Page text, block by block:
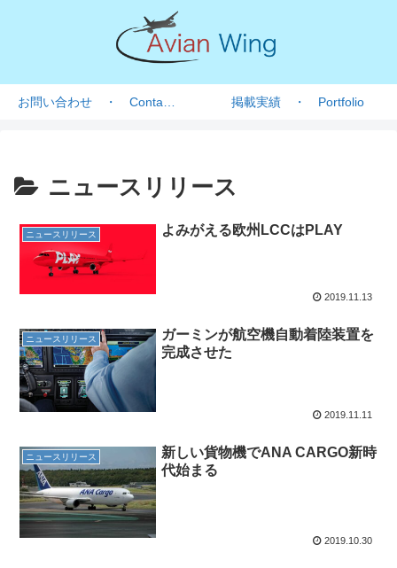
掲載実績 ・ Portfolio
ニュースリリース
ニュースリリース よみがえる欧州LCCはPLAY
2019.11.13
ニュースリリース
ガーミンが航空機自動着陸装置を
完成させた
2019.11.11
ニュースリリース
新しい貨物機でANA CARGO新時
代始まる
2019.10.30